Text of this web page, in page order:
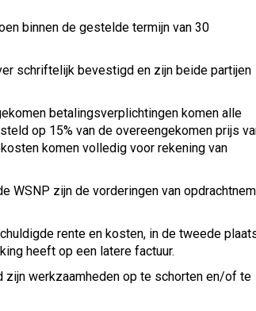
binnen de gestelde termijn van 30
schriftelijk bevestigd en zijn beide partijen
betalingsverplichtingen komen alle
op 15% van de overeengekomen prijs
komen volledig voor rekening van
WSNP zijn de vorderingen van
rente en kosten, in de tweede
heeft op een latere factuur.
zijn werkzaamheden op te schorten en/of te